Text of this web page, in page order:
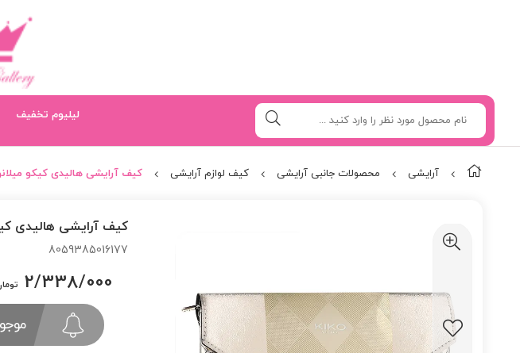
لیلیوم تخفیف
آرایشی محصولات جانبی آرایشی کیف لوازم آرایشی کیف آرایشی هالیدی کیکو
کیف آرایشی هالیدی
8059385016177
2/338/000